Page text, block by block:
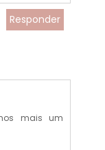
Responder
mais um